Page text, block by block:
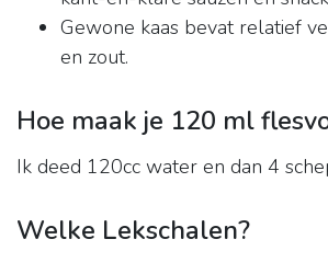
Gewone kaas bevat relatief
en zout.
Hoe maak je 120 ml
Ik deed 120cc water en dan 4
Welke Lekschalen?